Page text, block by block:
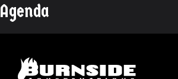
Agenda